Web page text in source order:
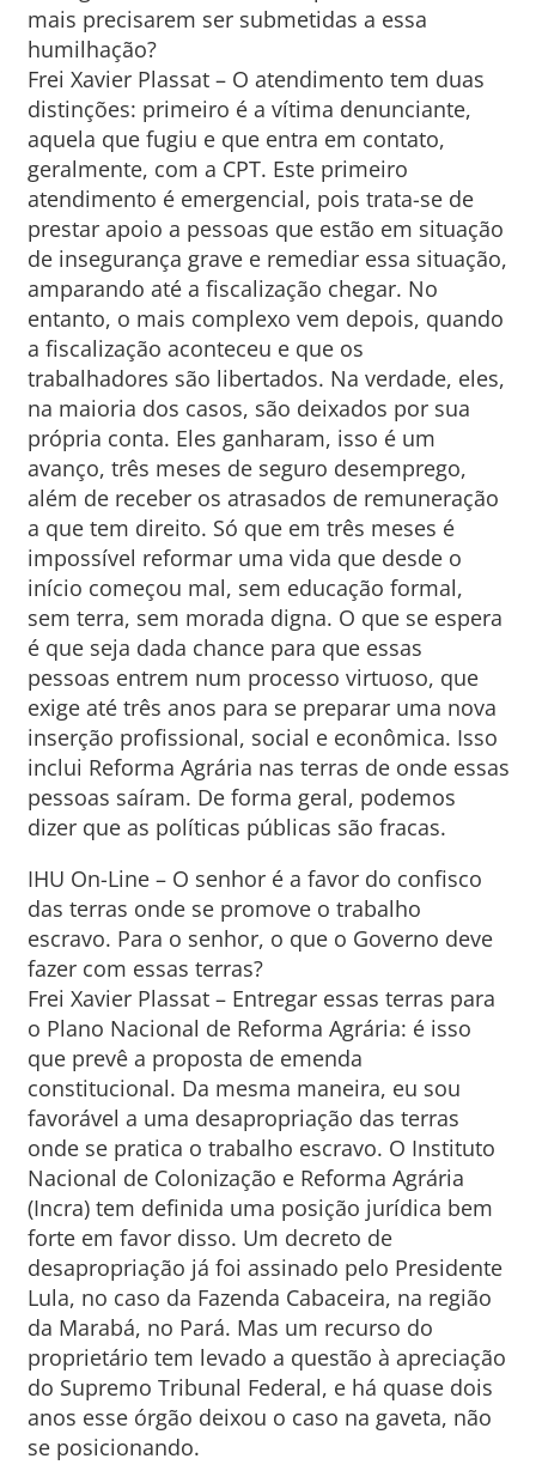
mais precisarem ser submetidas a essa
humilhação?
Frei Xavier Plassat – O atendimento tem duas
distinções: primeiro é a vítima denunciante,
aquela que fugiu e que entra em contato,
geralmente, com a CPT. Este primeiro
atendimento é emergencial, pois trata-se de
prestar apoio a pessoas que estão em situação
de insegurança grave e remediar essa situação,
amparando até a fiscalização chegar. No
entanto, o mais complexo vem depois, quando
a fiscalização aconteceu e que os
trabalhadores são libertados. Na verdade, eles,
na maioria dos casos, são deixados por sua
própria conta. Eles ganharam, isso é um
avanço, três meses de seguro desemprego,
além de receber os atrasados de remuneração
a que tem direito. Só que em três meses é
impossível reformar uma vida que desde o
início começou mal, sem educação formal,
sem terra, sem morada digna. O que se espera
é que seja dada chance para que essas
pessoas entrem num processo virtuoso, que
exige até três anos para se preparar uma nova
inserção profissional, social e econômica. Isso
inclui Reforma Agrária nas terras de onde essas
pessoas saíram. De forma geral, podemos
dizer que as políticas públicas são fracas.
IHU On-Line – O senhor é a favor do confisco
das terras onde se promove o trabalho
escravo. Para o senhor, o que o Governo deve
fazer com essas terras?
Frei Xavier Plassat – Entregar essas terras para
o Plano Nacional de Reforma Agrária: é isso
que prevê a proposta de emenda
constitucional. Da mesma maneira, eu sou
favorável a uma desapropriação das terras
onde se pratica o trabalho escravo. O Instituto
Nacional de Colonização e Reforma Agrária
(Incra) tem definida uma posição jurídica bem
forte em favor disso. Um decreto de
desapropriação já foi assinado pelo Presidente
Lula, no caso da Fazenda Cabaceira, na região
da Marabá, no Pará. Mas um recurso do
proprietário tem levado a questão à apreciação
do Supremo Tribunal Federal, e há quase dois
anos esse órgão deixou o caso na gaveta, não
se posicionando.